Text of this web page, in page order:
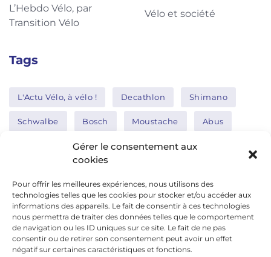
Gérer le consentement aux
cookies
Pour offrir les meilleures expériences, nous utilisons des
technologies telles que les cookies pour stocker et/ou accéder aux
informations des appareils. Le fait de consentir à ces technologies
nous permettra de traiter des données telles que le comportement
de navigation ou les ID uniques sur ce site. Le fait de ne pas
consentir ou de retirer son consentement peut avoir un effet
négatif sur certaines caractéristiques et fonctions.
L’Hebdo Vélo, par
Transition Vélo
Vélo et société
Tags
L'Actu Vélo, à vélo ! Decathlon Shimano
Schwalbe Bosch Moustache Abus
Thule Nakamura
Réseaux sociaux
google news
facebook